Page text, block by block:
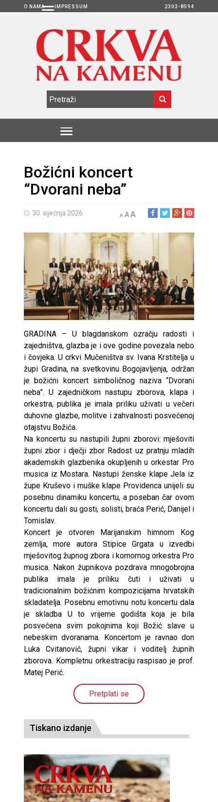
O NAMA IMPRESSUM 2303-8594
Božićni koncert
“Dvorani neba”
30. siječnja 2026. A AA
GRADINA – U blagdanskom ozračju radosti i
zajedništva, glazba je i ove godine povezala nebo
i čovjeka. U crkvi Mučeništva sv. Ivana Krstitelja u
župi Gradina, na svetkovinu Bogojavljenja, održan
je božićni koncert simboličnog naziva “Dvorani
neba”. U zajedničkom nastupu zborova, klapa i
orkestra, publika je imala priliku uživati u večeri
duhovne glazbe, molitve i zahvalnosti posvećenoj
otajstvu Božića.
Na koncertu su nastupili župni zborovi: mješoviti
župni zbor i dječji zbor Radost uz pratnju mladih
akademskih glazbenika okupljenih u orkestar Pro
musica iz Mostara. Nastupi ženske klape Jela iz
župe Kruševo i muške klape Providenca unijeli su
posebnu dinamiku koncertu, a poseban čar ovom
koncertu dali su gosti, solisti, braća Perić, Danijel i
Tomislav.
Koncert je otvoren Marijanskim himnom Kog
zemlja, more autora Stipice Grgata u izvedbi
mješovitog župnog zbora i komornog orkestra Pro
musica. Nakon župnikova pozdrava mnogobrojna
publika imala je priliku čuti i uživati u
tradicionalnim božićnim kompozicijama hrvatskih
skladatelja. Posebnu emotivnu notu koncertu dala
je skladba U to vrijeme godišta koja je bila
posvećena svim pokojnima koji Božić slave u
nebeskim dvoranama. Koncertom je ravnao don
Luka Cvitanović, župni vikar i voditelj župnih
zborova. Kompletnu orkestraciju raspisao je prof.
Matej Perić.
Pretplati se
Tiskano izdanje